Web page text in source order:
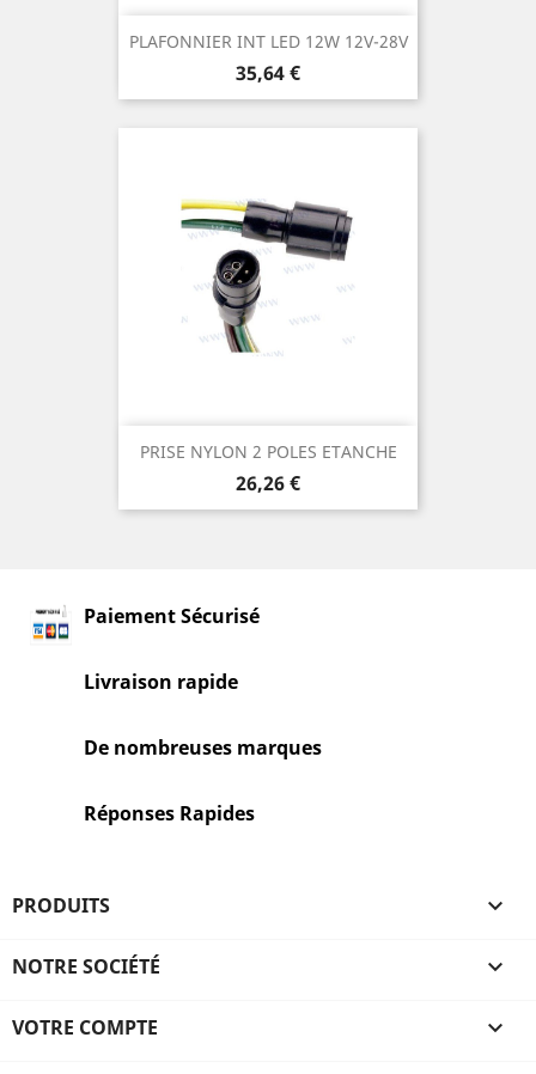
PLAFONNIER INT LED 12W 12V-28V
Prix
35,64 €
PRISE NYLON 2 POLES ETANCHE
Prix
26,26 €
Paiement Sécurisé
Livraison rapide
De nombreuses marques
Réponses Rapides
PRODUITS 
NOTRE SOCIÉTÉ 
VOTRE COMPTE 